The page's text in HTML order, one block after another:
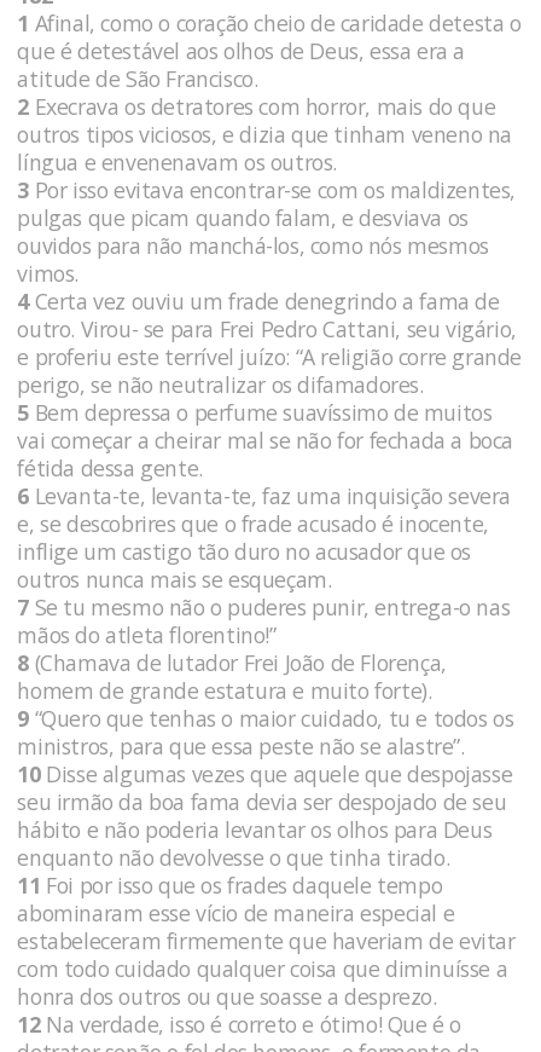
1 Afinal, como o coração cheio de caridade detesta o
que é detestável aos olhos de Deus, essa era a
atitude de São Francisco.
2 Execrava os detratores com horror, mais do que
outros tipos viciosos, e dizia que tinham veneno na
língua e envenenavam os outros.
3 Por isso evitava encontrar-se com os maldizentes,
pulgas que picam quando falam, e desviava os
ouvidos para não manchá-los, como nós mesmos
vimos.
4Certa vez ouviu um frade denegrindo a fama de
outro. Virou- se para Frei Pedro Cattani, seu vigário,
e proferiu este terrível juízo: “A religião corre grande
perigo, se não neutralizar os difamadores.
5 Bem depressa o perfume suavíssimo de muitos
vai começar a cheirar mal se não for fechada a boca
fétida dessa gente.
6 Levanta-te, levanta-te, faz uma inquisição severa
e, se descobrires que o frade acusado é inocente,
inflige um castigo tão duro no acusador que os
outros nunca mais se esqueçam.
7 Se tu mesmo não o puderes punir, entrega-o nas
mãos do atleta florentino!”
8 (Chamava de lutador Frei João de Florença,
homem de grande estatura e muito forte).
9 “Quero que tenhas o maior cuidado, tu e todos os
ministros, para que essa peste não se alastre”.
10Disse algumas vezes que aquele que despojasse
seu irmão da boa fama devia ser despojado de seu
hábito e não poderia levantar os olhos para Deus
enquanto não devolvesse o que tinha tirado.
11 Foi por isso que os frades daquele tempo
abominaram esse vício de maneira especial e
estabeleceram firmemente que haveriam de evitar
com todo cuidado qualquer coisa que diminuísse a
honra dos outros ou que soasse a desprezo.
12Na verdade, isso é correto e ótimo! Que é o